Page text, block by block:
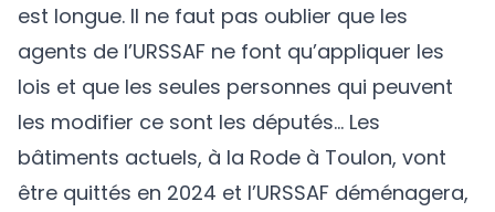
est longue. Il ne faut pas oublier que les
agents de l’URSSAF ne font qu’appliquer les
lois et que les seules personnes qui peuvent
les modifier ce sont les députés… Les
bâtiments actuels, à la Rode à Toulon, vont
être quittés en 2024 et l’URSSAF déménagera,